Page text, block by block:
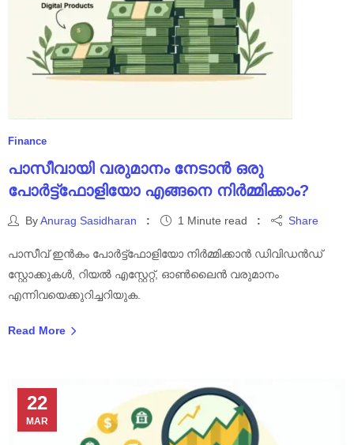
Finance
പാസീവായി വരുമാനം നേടാൻ ഒരു
പോർട്ട്ഫോളിയോ എങ്ങനെ നിർമ്മിക്കാം?
ByAnurag Sasidharan 1 Minute read Share
പാസീവ് ഇൻകം പോർട്ട്ഫോളിയോ നിർമ്മിക്കാൻ ഡിവിഡൻഡ്
സ്റ്റോക്കുകൾ, റിയൽ എസ്റ്റേറ്റ്, ഓൺലൈൻ വരുമാനം
എന്നിവയെക്കുറിച്ചറിയുക.
Read More
22
MAR